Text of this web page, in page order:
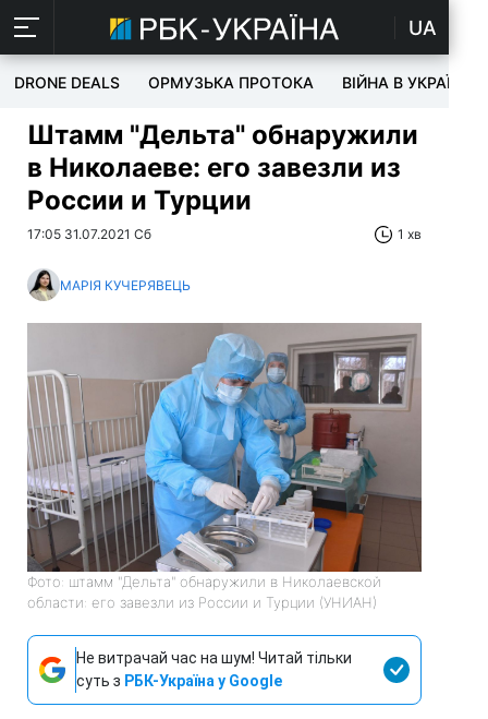
UA
DRONE DEALS ОРМУЗЬКА ПРОТОКА ВІЙНА В УКРАЇНІ
Штамм "Дельта" обнаружили
в Николаеве: его завезли из
России и Турции
17:05 31.07.2021 Сб 1 хв
МАРІЯ КУЧЕРЯВЕЦЬ
Фото: штамм "Дельта" обнаружили в Николаевской
области: его завезли из России и Турции (УНИАН)
Не витрачай час на шум! Читай тільки
суть з РБК-Україна у Google